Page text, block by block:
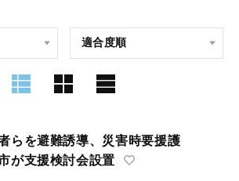
らを避難誘導、災害時要援護
が支援検討会設置